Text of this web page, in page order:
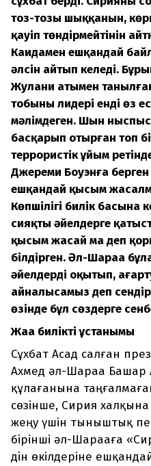
тоз-тозы шыққанын,
қауіп төндірмейтінін
Каидамен ешқандай
әлсін айтып келеді.
Жулани атымен
тобының лидері енді өз
мәлімдеген. Шын
басқарып отырған топ
террористік ұйым
Джереми Боуэнға
ешқандай қысым
Көпшілігі билік басына
сияқты әйелдерге
қысым жасай ма деп
білдірген. Әл-Шараа
әйелдерді оқытып,
айналысамыз деп
өзінде бұл сөздерге
Жаңа биліктің ұстанымы
Сұхбат Асад салған
Ахмед әл-Шараа Башар
құлағанына
сөзінше, Сирия
жеңу үшін тыныштық
бірінші әл-Шарааға
дін өкілдеріне